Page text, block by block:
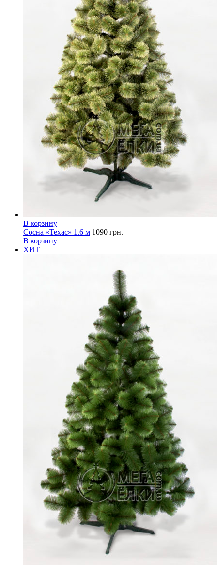
В корзину
Сосна «Техас» 1.6 м 1090 грн.
В корзину
ХИТ